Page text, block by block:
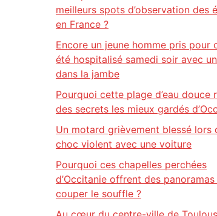
meilleurs spots d’observation des
en France ?
Encore un jeune homme pris pour
été hospitalisé samedi soir avec
dans la jambe
Pourquoi cette plage d’eau douce
des secrets les mieux gardés
Un motard grièvement blessé lors
choc violent avec une voiture
Pourquoi ces chapelles perchées
d’Occitanie offrent des panoramas
couper le souffle ?